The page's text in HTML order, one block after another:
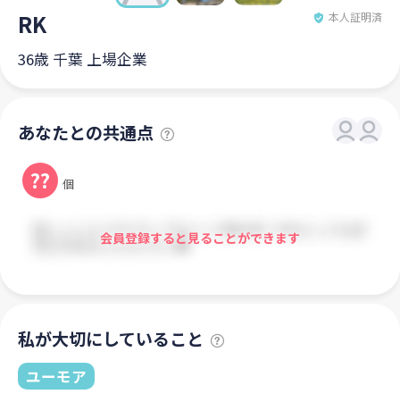
RK 本人証明済
36歳 千葉 上場企業
あなたとの共通点
?? 個
会員登録すると見ることができます
私が大切にしていること
ユーモア